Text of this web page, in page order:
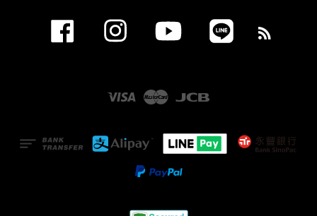
Facebook Instagram YouTube
Visa Master